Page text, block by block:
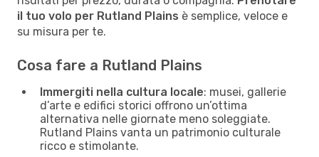
il tuo volo per Rutland Plains è semplice, veloce e
su misura per te.
Cosa fare a Rutland Plains
Immergiti nella cultura locale: musei, gallerie
d’arte e edifici storici offrono un’ottima
alternativa nelle giornate meno soleggiate.
Rutland Plains vanta un patrimonio culturale
ricco e stimolante.